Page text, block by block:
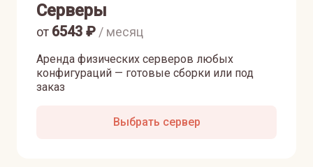
Серверы
Аренда физических серверов любых
конфигураций — готовые сборки или под
заказ
от 6543 ₽ / месяц
Выбрать сервер